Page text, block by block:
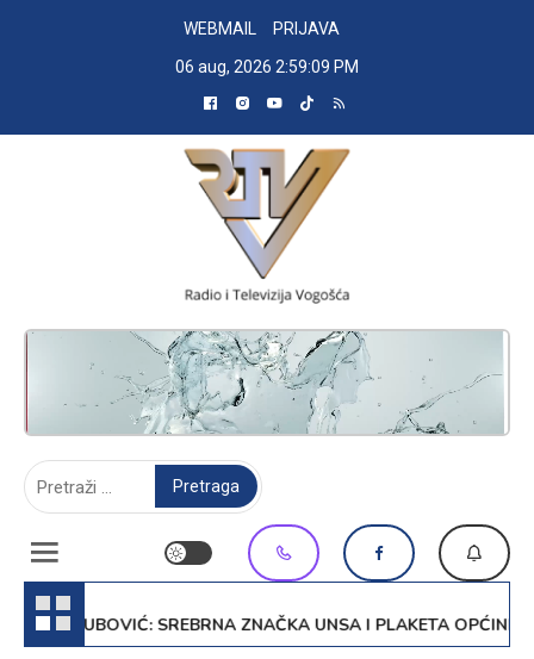
WEBMAIL
PRIJAVA
06 aug, 2026 2:59:11 PM
RADIO TELEVIZIJA VOGOŠĆA
JAKUBOVIĆ: SREBRNA ZNAČKA UNSA I PLAKETA OPĆINE